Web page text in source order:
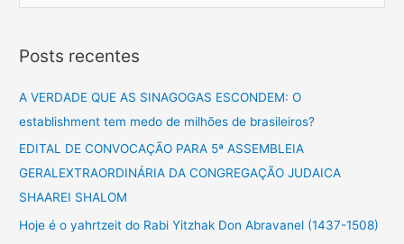
q
u
Posts recentes
A VERDADE QUE AS SINAGOGAS ESCONDEM: O
establishment tem medo de milhões de brasileiros?
EDITAL DE CONVOCAÇÃO PARA 5ª ASSEMBLEIA
GERALEXTRAORDINÁRIA DA CONGREGAÇÃO JUDAICA
SHAAREI SHALOM
Hoje é o yahrtzeit do Rabi Yitzhak Don Abravanel (1437-1508)